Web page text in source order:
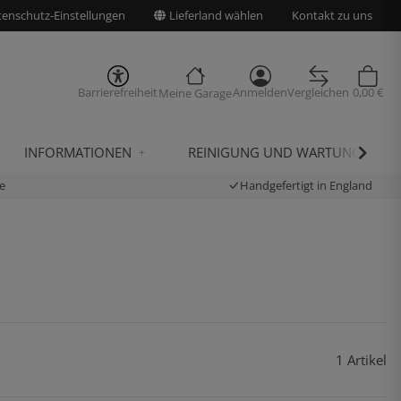
Einstellungen Lieferland wählen Kontakt zu uns
BarrierefreiheitMeine GarageAnmeldenVergleichen 0,00 €
INFORMATIONEN REINIGUNG UND WARTUNG
Handgefertigt in England
1 Artikel